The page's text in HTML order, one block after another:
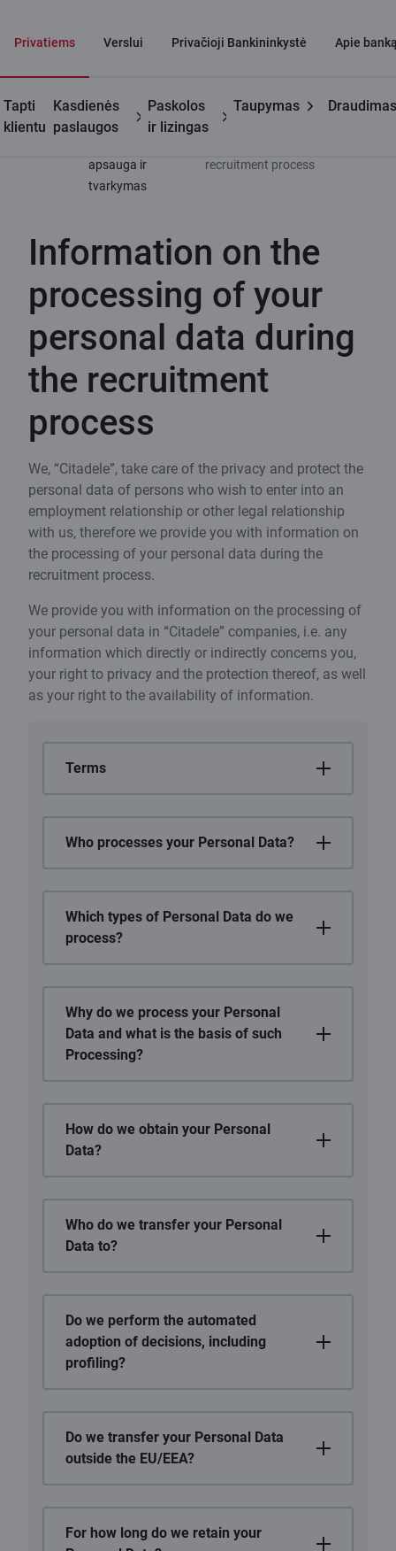
Privatiems Verslui Privačioji Bankininkystė Apie
Tapti
klientu
Kasdienės
paslaugos
Paskolos
ir lizingas
Taupymas Draudimas
Naudinga
Asmens
apsauga ir
tvarkymas
Information on the processing of
recruitment process
Information on the
processing of your
personal data during
the recruitment
process
We, “Citadele”, take care of the privacy and protect the
personal data of persons who wish to enter into an
employment relationship or other legal relationship
with us, therefore we provide you with information on
the processing of your personal data during the
recruitment process.
We provide you with information on the processing of
your personal data in “Citadele” companies, i.e. any
information which directly or indirectly concerns you,
your right to privacy and the protection thereof, as well
as your right to the availability of information.
Terms
Who processes your Personal Data?
Which types of Personal Data do we
process?
Why do we process your Personal
Data and what is the basis of such
Processing?
How do we obtain your Personal
Data?
Who do we transfer your Personal
Data to?
Do we perform the automated
adoption of decisions, including
profiling?
Do we transfer your Personal Data
outside the EU/EEA?
For how long do we retain your